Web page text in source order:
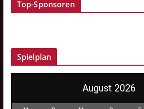
Top-Sponsoren
Spielplan
August 2026